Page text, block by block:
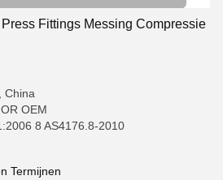
Fittings Messing Compressie
China
OEM
8 AS4176.8-2010
Termijnen